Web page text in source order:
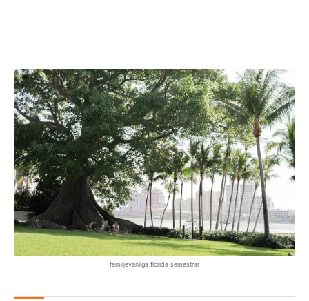
familjevänliga florida semestrar